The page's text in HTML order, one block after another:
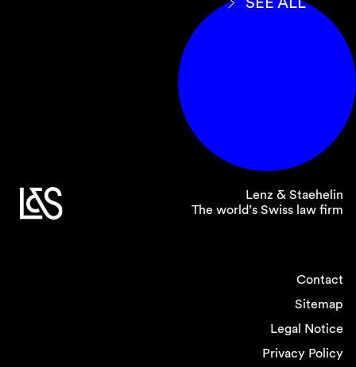
Lenz & Staehelin
The world’s Swiss law firm
Contact
Sitemap
Legal Notice
Privacy Policy